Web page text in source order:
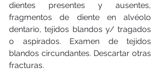
dientes presentes y ausentes,
fragmentos de diente en alvéolo
dentario, tejidos blandos y/ tragados
o aspirados. Examen de tejidos
blandos circundantes. Descartar otras
fracturas.